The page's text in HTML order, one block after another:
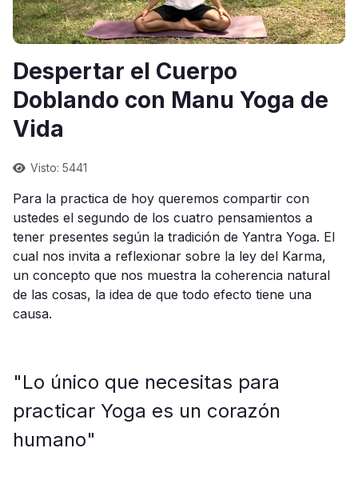
Despertar el Cuerpo
Doblando con Manu Yoga de
Vida
Visto: 5441
Para la practica de hoy queremos compartir con
ustedes el segundo de los cuatro pensamientos a
tener presentes según la tradición de Yantra Yoga. El
cual nos invita a reflexionar sobre la ley del Karma,
un concepto que nos muestra la coherencia natural
de las cosas, la idea de que todo efecto tiene una
causa.
"Lo único que necesitas para
practicar Yoga es un corazón
humano"